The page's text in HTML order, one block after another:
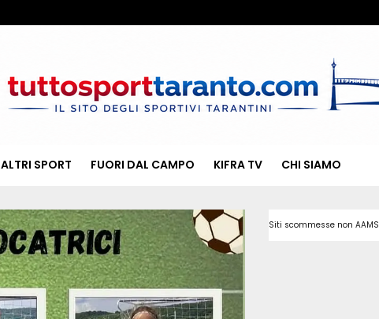
ALTRI SPORT FUORI DAL CAMPO KIFRA TV CHI SIAMO
Siti scommesse non AAMS